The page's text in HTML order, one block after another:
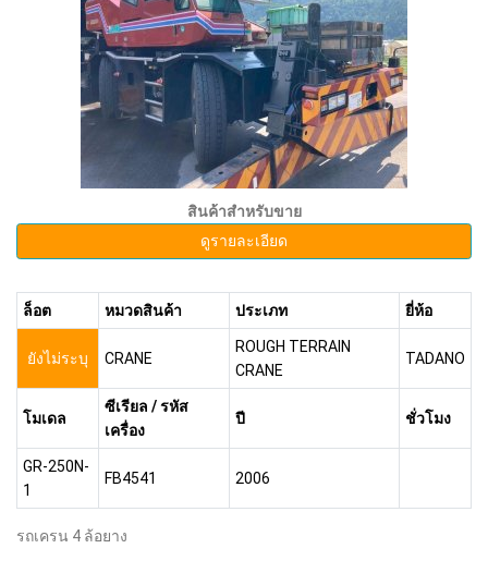
สินค้าสำหรับขาย
ดูรายละเอียด
ล็อต หมวดสินค้า ประเภท ยี่ห้อ
ยังไม่ระบุ CRANE
ROUGH TERRAIN
CRANE
TADANO
โมเดล
ซีเรียล / รหัส
เครื่อง
ปี ชั่วโมง
GR-250N-
1
FB4541 2006
รถเครน 4 ล้อยาง